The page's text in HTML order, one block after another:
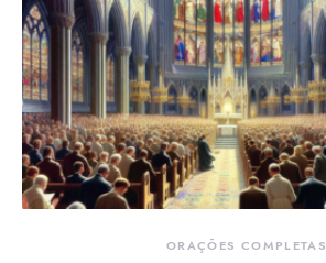
ORAÇÕES COMPLETAS